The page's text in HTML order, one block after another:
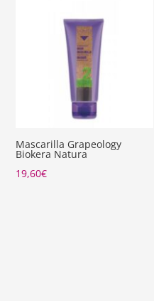
Mascarilla Grapeology
Biokera Natura
19,60€